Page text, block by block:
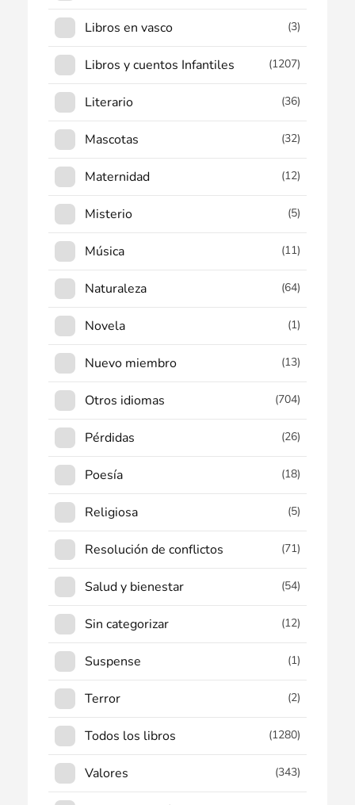
Libros en vasco (3)
Libros y cuentos Infantiles (1207)
Literario (36)
Mascotas (32)
Maternidad (12)
Misterio (5)
Música (11)
Naturaleza (64)
Novela (1)
Nuevo miembro (13)
Otros idiomas (704)
Pérdidas (26)
Poesía (18)
Religiosa (5)
Resolución de conflictos (71)
Salud y bienestar (54)
Sin categorizar (12)
Suspense (1)
Terror (2)
Todos los libros (1280)
Valores (343)